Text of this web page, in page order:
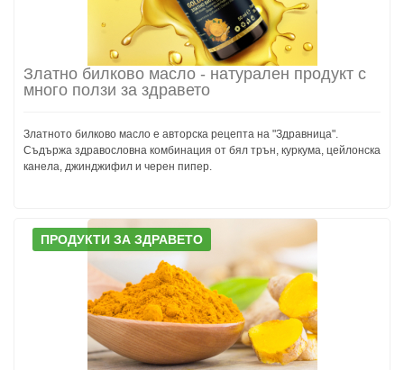
Златно билково масло - натурален продукт с
много ползи за здравето
Златното билково масло е авторска рецепта на "Здравница".
Съдържа здравословна комбинация от бял трън, куркума, цейлонска
канела, джинджифил и черен пипер.
ПРОДУКТИ ЗА ЗДРАВЕТО